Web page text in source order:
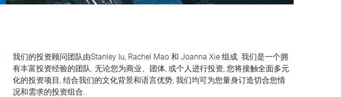
我们的投资顾问团队由Stanley Iu, Rachel Mao 和 Joanna Xie 组成. 我们是一个拥
有丰富投资经验的团队. 无论您为商业、团体, 或个人进行投资, 您将接触全面多元
化的投资项目, 结合我们的文化背景和语­言优势, 我们均可为您量身订造切合您情
况和需求的投资组合.